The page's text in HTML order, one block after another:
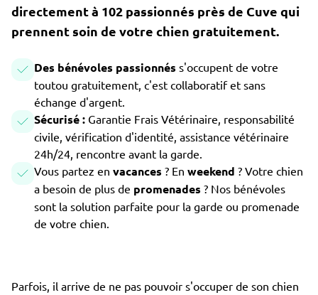
directement à 102 passionnés près de Cuve qui
prennent soin de votre chien gratuitement.
Des bénévoles passionnés s'occupent de votre
toutou gratuitement, c'est collaboratif et sans
échange d'argent.
Sécurisé : Garantie Frais Vétérinaire, responsabilité
civile, vérification d'identité, assistance vétérinaire
24h/24, rencontre avant la garde.
Vous partez en vacances ? En weekend ? Votre chien
a besoin de plus de promenades ? Nos bénévoles
sont la solution parfaite pour la garde ou promenade
de votre chien.
Parfois, il arrive de ne pas pouvoir s'occuper de son chien